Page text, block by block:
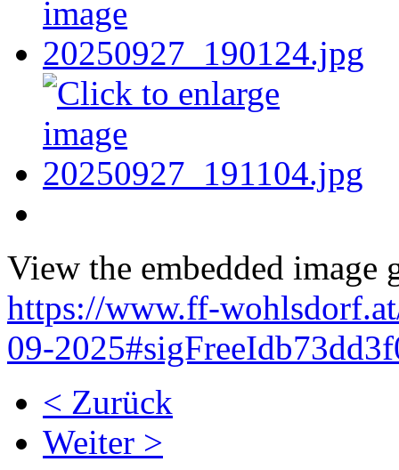
View the embedded image
https://www.ff-
09-
< Zurück
Weiter >